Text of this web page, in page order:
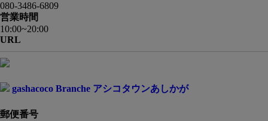
080-3486-6809
営業時間
10:00~20:00
URL
gashacoco Branche アシコタウンあしかが
郵便番号